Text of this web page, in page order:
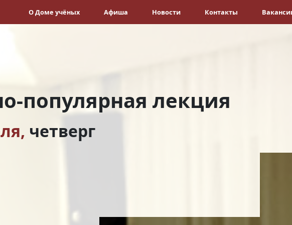
О Доме учёных Афиша Новости Контакты
популярная лекция
четверг